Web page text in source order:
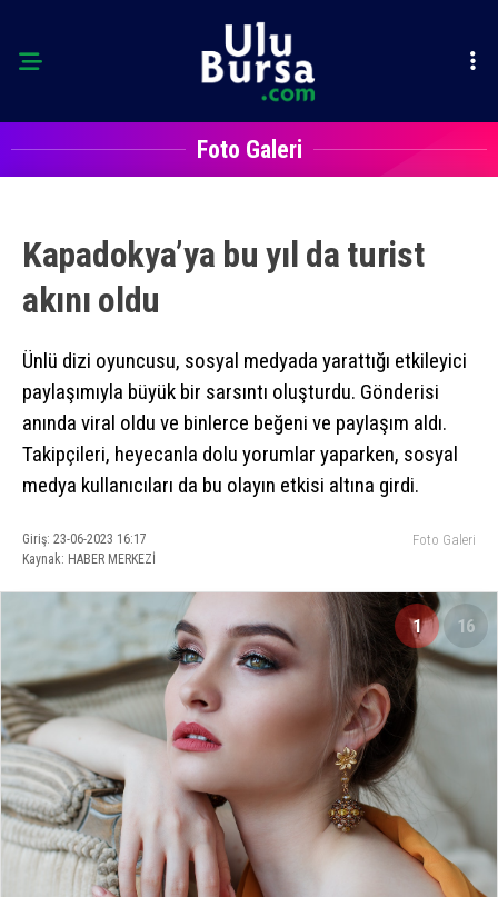
Foto Galeri
Kapadokya’ya bu yıl da turist
akını oldu
Ünlü dizi oyuncusu, sosyal medyada yarattığı etkileyici
paylaşımıyla büyük bir sarsıntı oluşturdu. Gönderisi
anında viral oldu ve binlerce beğeni ve paylaşım aldı.
Takipçileri, heyecanla dolu yorumlar yaparken, sosyal
medya kullanıcıları da bu olayın etkisi altına girdi.
Giriş: 23-06-2023 16:17
Kaynak: HABER MERKEZİ
Foto Galeri
1 16